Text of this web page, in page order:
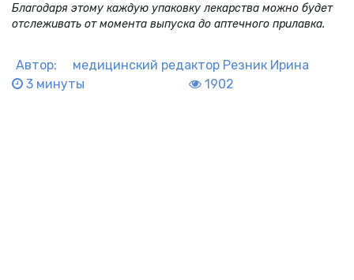
Благодаря этому каждую упаковку лекарства можно будет
отслеживать от момента выпуска до аптечного прилавка.
Автор: медицинский редактор Резник Ирина
3 минуты
1902